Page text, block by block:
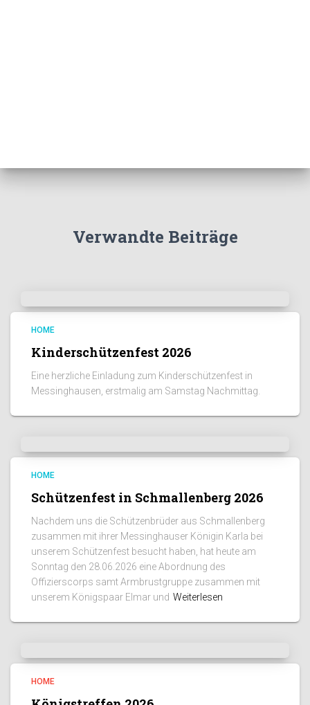
Verwandte Beiträge
HOME
Kinderschützenfest 2026
Eine herzliche Einladung zum Kinderschützenfest in
Messinghausen, erstmalig am Samstag Nachmittag.
HOME
Schützenfest in Schmallenberg 2026
Nachdem uns die Schützenbrüder aus Schmallenberg
zusammen mit ihrer Messinghauser Königin Karla bei
unserem Schützenfest besucht haben, hat heute am
Sonntag den 28.06.2026 eine Abordnung des
Offizierscorps samt Armbrustgruppe zusammen mit
unserem Königspaar Elmar und Weiterlesen
HOME